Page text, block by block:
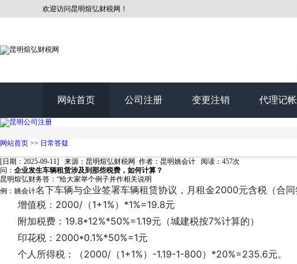
欢迎访问昆明煊弘财税网！
网站首页 公司注册 变更注销 代理记帐
网站首页 >> 日常答疑
[日期：2025-09-11] 来源：昆明煊弘财税网 作者：昆明姚会计 阅读：457次
问： 企业发生车辆租赁涉及到那些税费，如何计算？
昆明煊弘财务答：“给大家举个例子并作相关说明
例：姚会计名下车辆与企业签署车辆租赁协议，月租金2000元含税（合
增值税：2000/（1+1%）*1%=19.8元
附加税费：19.8*12%*50%=1.19元（城建税按7%计算的）
印花税：2000*0.1%*50%=1元
个人所得税：（2000/（1+1%）-1.19-1-800）*20%=235.6元。